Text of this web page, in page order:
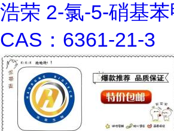
浩荣 2-氯-5-硝基
CAS：6361-21-3